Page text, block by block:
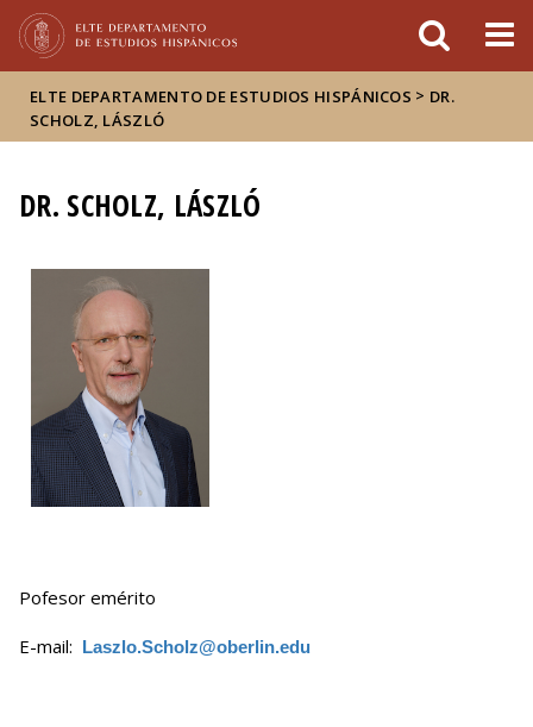
ELTE DEPARTAMENTO DE ESTUDIOS HISPÁNICOS > DR.
SCHOLZ, LÁSZLÓ
DR. SCHOLZ, LÁSZLÓ
Pofesor emérito
E-mail: Laszlo.Scholz@oberlin.edu